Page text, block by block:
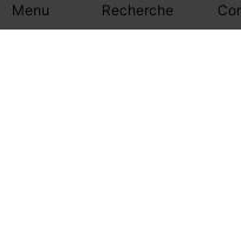
Menu Recherche
ENTREZ DANS